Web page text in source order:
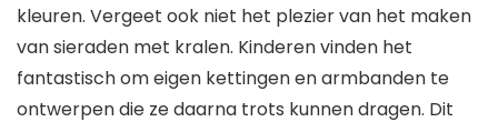
kleuren. Vergeet ook niet het plezier van het maken
van sieraden met kralen. Kinderen vinden het
fantastisch om eigen kettingen en armbanden te
ontwerpen die ze daarna trots kunnen dragen. Dit